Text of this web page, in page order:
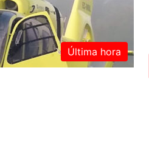
Última hora